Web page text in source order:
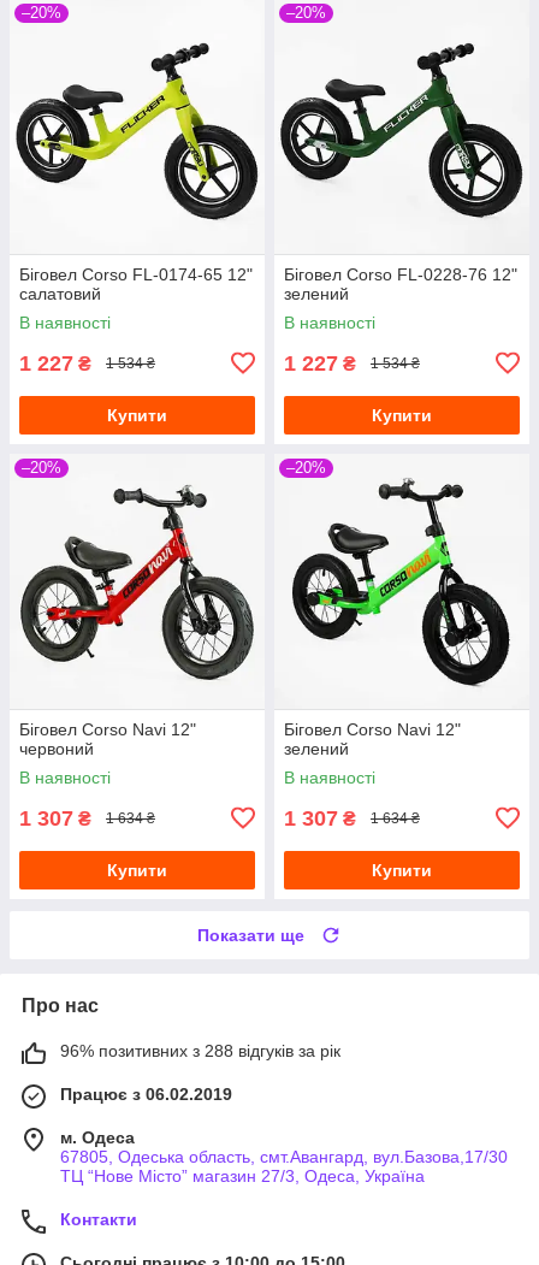
–20%
Біговел Corso FL-0174-65 12"
салатовий
В наявності
1 227 ₴ 1 534 ₴
Купити
–20%
Біговел Corso FL-0228-76 12"
зелений
В наявності
1 227 ₴ 1 534 ₴
Купити
–20%
Біговел Corso Navi 12"
червоний
В наявності
1 307 ₴ 1 634 ₴
Купити
–20%
Біговел Corso Navi 12"
зелений
В наявності
1 307 ₴ 1 634 ₴
Купити
Показати ще
Про нас
96% позитивних з 288 відгуків за рік
Працює з 06.02.2019
м. Одеса
67805, Одеська область, смт.Авангард, вул.Базова,17/30
ТЦ “Нове Місто” магазин 27/3, Одеса, Україна
Контакти